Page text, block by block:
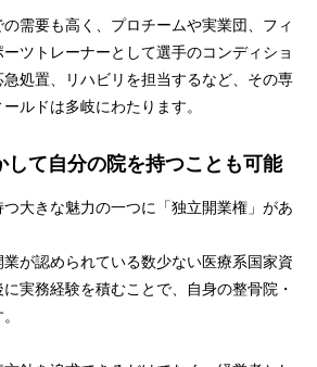
需要も高く、プロチームや実業団、フィ
ツトレーナーとして選手のコンディショ
処置、リハビリを担当するなど、その専
ルドは多岐にわたります。
して自分の院を持つことも可能
大きな魅力の一つに「独立開業権」があ
が認められている数少ない医療系国家資
実務経験を積むことで、自身の整骨院・